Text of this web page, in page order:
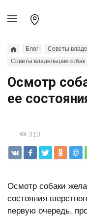
Блог
Советы
Советы владельцам собак
Осмотр
ее
310
Осмотр собаки
состояния
первую очередь,